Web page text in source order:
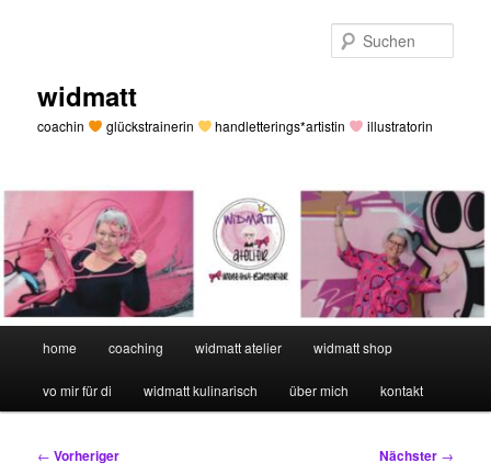
widmatt
coachin glückstrainerin handletterings*artistin illustratorin
home coaching widmatt atelier widmatt shop
vo mir für di widmatt kulinarisch über mich kontakt
Beitragsnavigation
← Vorheriger Nächster →